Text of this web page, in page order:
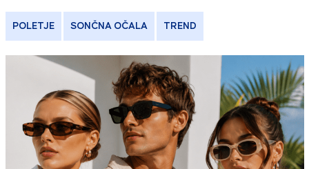
POLETJE SONČNA OČALA TREND